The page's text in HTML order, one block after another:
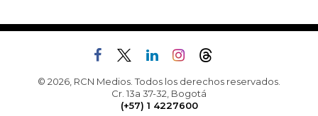
© 2026, RCN Medios. Todos los derechos reservados.
Cr. 13a 37-32, Bogotá
(+57) 1 4227600